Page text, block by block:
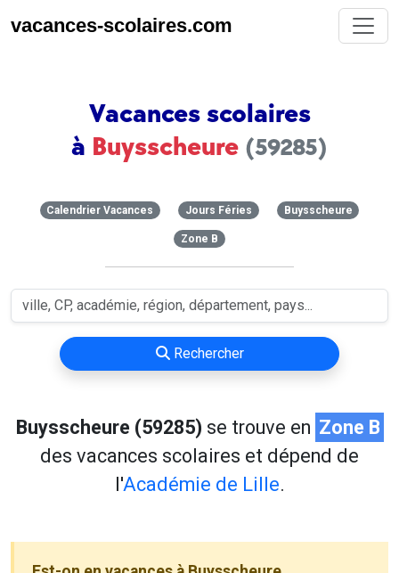
vacances-scolaires.com
Vacances scolaires
à Buysscheure (59285)
Calendrier Vacances Jours Féries Buysscheure
Zone B
Rechercher
Buysscheure (59285) se trouve en Zone B
des vacances scolaires et dépend de
l'Académie de Lille.